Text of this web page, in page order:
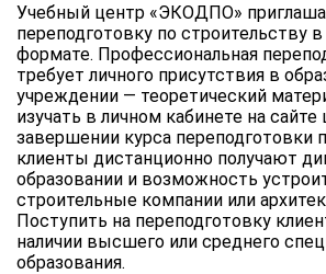
Учебный центр «ЭКОДПО»
переподготовку по строительству
формате. Профессиональная
требует личного присутствия в
учреждении — теоретический
изучать в личном кабинете на сайте
завершении курса переподготовки
клиенты дистанционно получают
образовании и возможность
строительные компании или
Поступить на переподготовку
наличии высшего или среднего
образования.